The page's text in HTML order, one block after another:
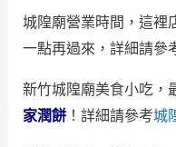
城隍廟營業時間，這裡
一點再過來，詳細請參
新竹城隍廟美食小吃，
家潤餅！詳細請參考城